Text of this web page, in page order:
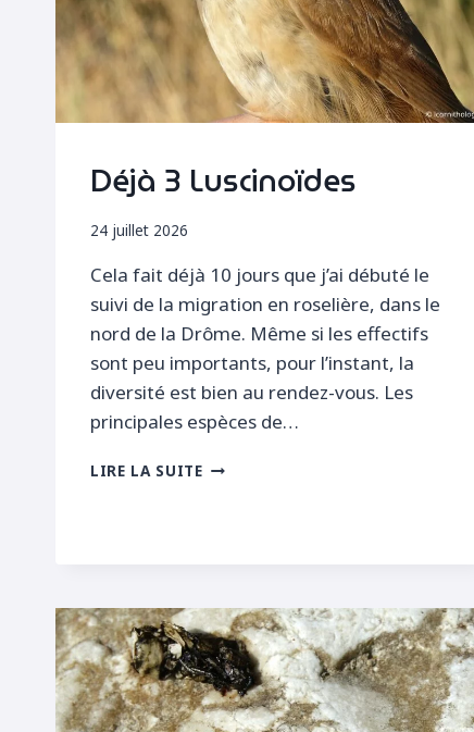
Déjà 3 Luscinoïdes
24 juillet 2026
Cela fait déjà 10 jours que j’ai débuté le
suivi de la migration en roselière, dans le
nord de la Drôme. Même si les effectifs
sont peu importants, pour l’instant, la
diversité est bien au rendez-vous. Les
principales espèces de…
LIRE LA SUITEDÉJÀ